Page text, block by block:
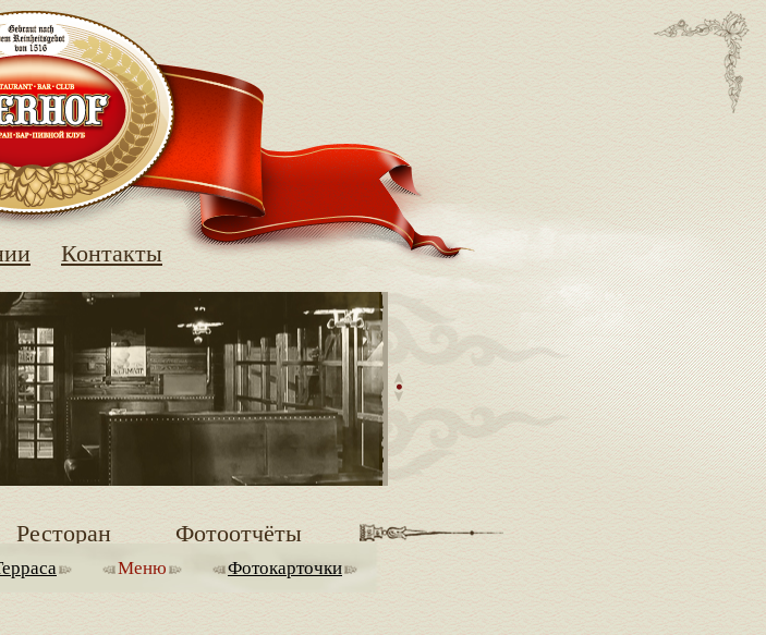
Контакты
Ресторан Фотоотчёты
Меню Фотокарточки